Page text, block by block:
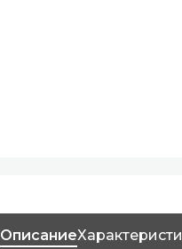
Описание